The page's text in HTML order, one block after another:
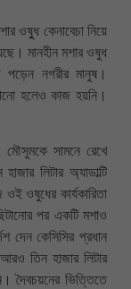
ওষুুধ কেনাবেচা নিয়ে
মানহীন মশার ওষুধ
পড়েন নগরীর মানুষ।
হলেও কাজ হয়নি।
সামনে রেখে
লিটার অ্যাডাল্টি
ওষুধের কার্যকারিতা
পর একটি মশাও
দেন কেসিসির প্রধান
তিন হাজার লিটার
দৈবচয়নের ভিত্তিতে